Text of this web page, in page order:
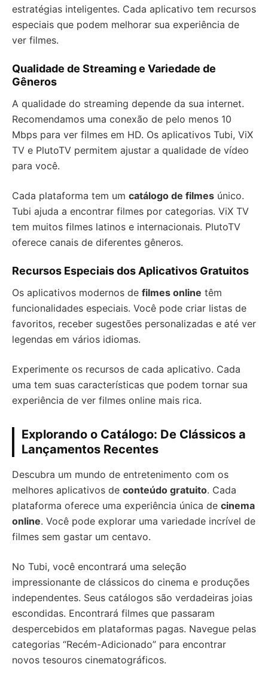
estratégias inteligentes. Cada aplicativo tem recursos
especiais que podem melhorar sua experiência de
ver filmes.
Qualidade de Streaming e Variedade de
Gêneros
A qualidade do streaming depende da sua internet.
Recomendamos uma conexão de pelo menos 10
Mbps para ver filmes em HD. Os aplicativos Tubi, ViX
TV e PlutoTV permitem ajustar a qualidade de vídeo
para você.
Cada plataforma tem um catálogo de filmes único.
Tubi ajuda a encontrar filmes por categorias. ViX TV
tem muitos filmes latinos e internacionais. PlutoTV
oferece canais de diferentes gêneros.
Recursos Especiais dos Aplicativos Gratuitos
Os aplicativos modernos de filmes online têm
funcionalidades especiais. Você pode criar listas de
favoritos, receber sugestões personalizadas e até ver
legendas em vários idiomas.
Experimente os recursos de cada aplicativo. Cada
uma tem suas características que podem tornar sua
experiência de ver filmes online mais rica.
Explorando o Catálogo: De Clássicos a
Lançamentos Recentes
Descubra um mundo de entretenimento com os
melhores aplicativos de conteúdo gratuito. Cada
plataforma oferece uma experiência única de cinema
online. Você pode explorar uma variedade incrível de
filmes sem gastar um centavo.
No Tubi, você encontrará uma seleção
impressionante de clássicos do cinema e produções
independentes. Seus catálogos são verdadeiras joias
escondidas. Encontrará filmes que passaram
despercebidos em plataformas pagas. Navegue pelas
categorias “Recém-Adicionado” para encontrar
novos tesouros cinematográficos.